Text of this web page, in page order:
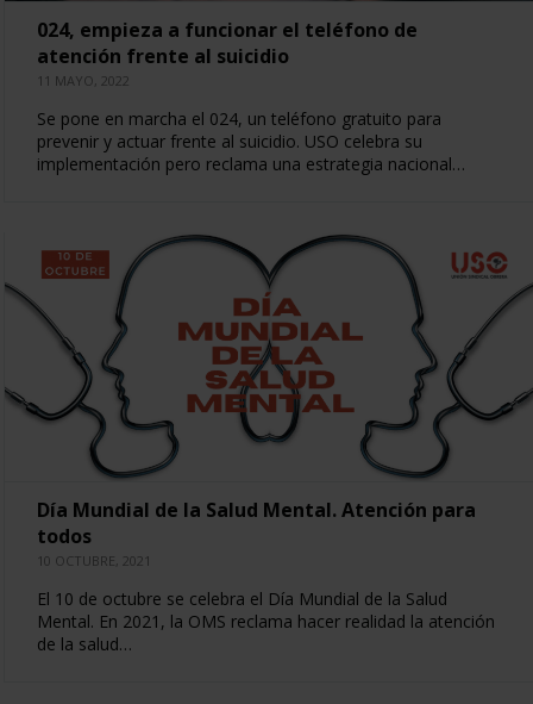
024, empieza a funcionar el teléfono de
atención frente al suicidio
11 MAYO, 2022
Se pone en marcha el 024, un teléfono gratuito para
prevenir y actuar frente al suicidio. USO celebra su
implementación pero reclama una estrategia nacional…
Día Mundial de la Salud Mental. Atención para
todos
10 OCTUBRE, 2021
El 10 de octubre se celebra el Día Mundial de la Salud
Mental. En 2021, la OMS reclama hacer realidad la atención
de la salud…